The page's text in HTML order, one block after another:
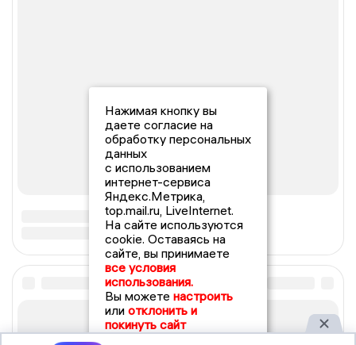
Нажимая кнопку вы
даете согласие на
обработку персональных
данных
с использованием
интернет-сервиса
Яндекс.Метрика,
top.mail.ru, LiveInternet.
На сайте используются
cookie. Оставаясь на
сайте, вы принимаете
все условия
использования.
Вы можете настроить
или отклонить и
покинуть сайт